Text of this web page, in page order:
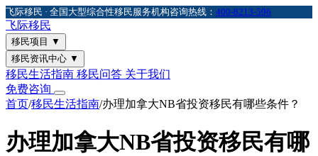
飞际移民 · 全国大型综合性移民服务机构咨询热线： 400-8213-596
飞际移民
移民项目 ▼
移民资讯中心 ▼
移民生活指南 移民问答 关于我们
免费咨询
首页/移民生活指南/办理加拿大NB省投资移民有哪些条件？
办理加拿大NB省投资移民有哪